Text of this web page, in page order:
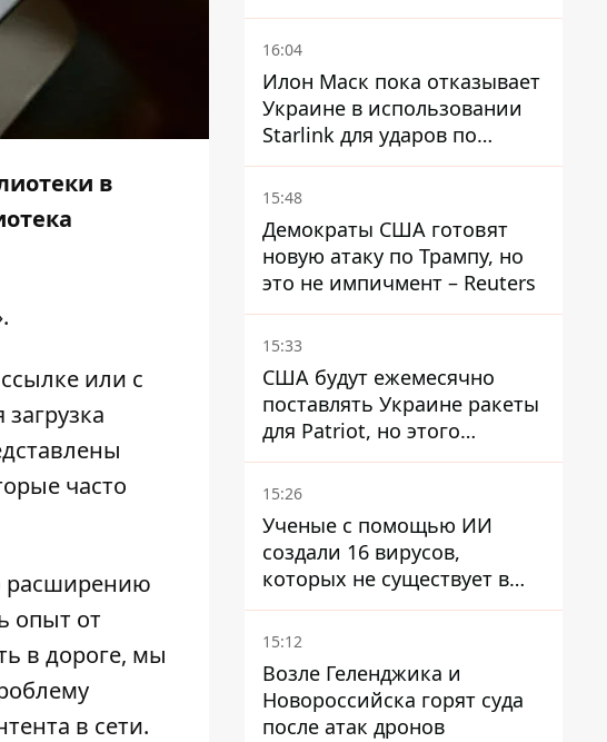
в
или с
часто
расширению
опыт от
в дороге, мы
в сети.
16:04
Илон Маск пока отказывает
Украине в использовании
Starlink для ударов по
территории России – СМИ
15:48
Демократы США готовят
новую атаку по Трампу, но
это не импичмент – Reuters
15:33
США будут ежемесячно
поставлять Украине ракеты
для Patriot, но этого
недостаточно – Зеленский
15:26
Ученые с помощью ИИ
создали 16 вирусов,
которых не существует в
природе
15:12
Возле Геленджика и
Новороссийска горят суда
после атак дронов